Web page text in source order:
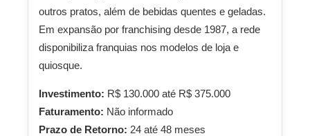
outros pratos, além de bebidas quentes e geladas.
Em expansão por franchising desde 1987, a rede
disponibiliza franquias nos modelos de loja e
quiosque.
Investimento: R$ 130.000 até R$ 375.000
Faturamento: Não informado
Prazo de Retorno: 24 até 48 meses